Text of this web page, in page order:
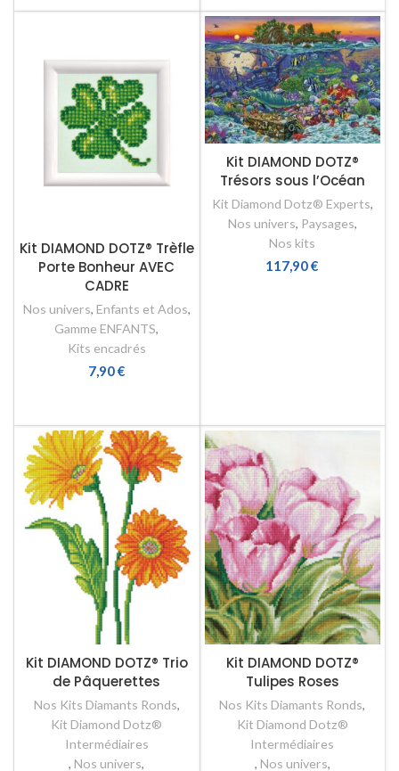
Kit DIAMOND DOTZ® Trèfle
Porte Bonheur AVEC
CADRE
Nos univers, Enfants et Ados,
Gamme ENFANTS,
Kits encadrés
7,90€
Kit DIAMOND DOTZ®
Trésors sous l’Océan
Kit Diamond Dotz® Experts,
Nos univers, Paysages,
Nos kits
117,90€
Kit DIAMOND DOTZ® Trio
de Pâquerettes
Nos Kits Diamants Ronds,
Kit Diamond Dotz®
Intermédiaires
, Nos univers,
Kit DIAMOND DOTZ®
Tulipes Roses
Nos Kits Diamants Ronds,
Kit Diamond Dotz®
Intermédiaires
, Nos univers,